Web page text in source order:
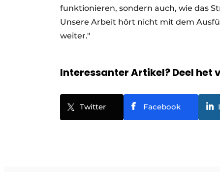
funktionieren, sondern auch, wie das
Unsere Arbeit hört nicht mit dem
weiter."
Interessanter Artikel? Deel het
Twitter Facebook